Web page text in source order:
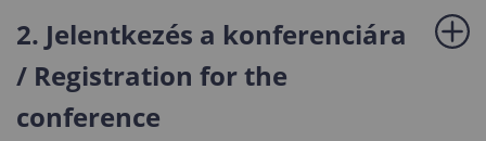
2. Jelentkezés a konferenciára
/ Registration for the
conference